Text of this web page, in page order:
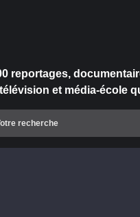
reportages,
et média-école